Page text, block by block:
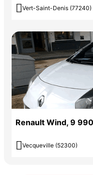
 Vert-Saint-Denis (77240)
Renault Wind, 9
 Vecqueville (52300)